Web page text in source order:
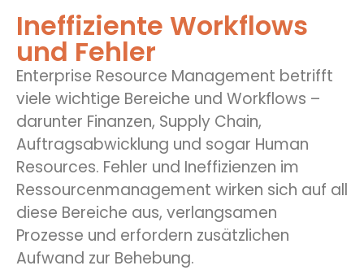
Ineffiziente Workflows
und Fehler
Enterprise Resource Management betrifft
viele wichtige Bereiche und Workflows –
darunter Finanzen, Supply Chain,
Auftragsabwicklung und sogar Human
Resources. Fehler und Ineffizienzen im
Ressourcenmanagement wirken sich auf all
diese Bereiche aus, verlangsamen
Prozesse und erfordern zusätzlichen
Aufwand zur Behebung.